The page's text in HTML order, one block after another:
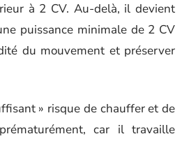
à 2 CV. Au-delà, il devient
puissance minimale de 2 CV
du mouvement et préserver
» risque de chauffer et de
car il travaille